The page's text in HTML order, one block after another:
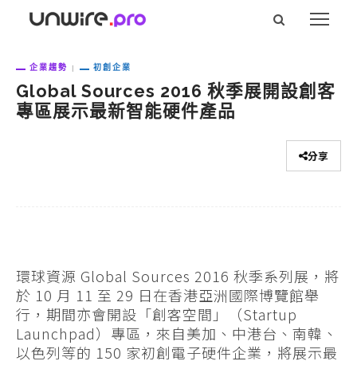
企業趨勢 初創企業
Global Sources 2016 秋季展開設創客
專區展示最新智能硬件產品
分享
環球資源 Global Sources 2016 秋季系列展，將
於 10 月 11 至 29 日在香港亞洲國際博覽館舉
行，期間亦會開設「創客空間」（Startup
Launchpad）專區，來自美加、中港台、南韓、
以色列等的 150 家初創電子硬件企業，將展示最